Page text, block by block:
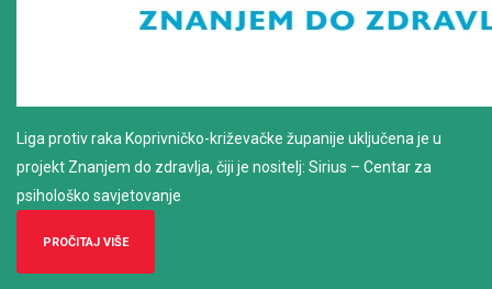
Liga protiv raka Koprivničko-križevačke županije uključena je u
projekt Znanjem do zdravlja, čiji je nositelj: Sirius – Centar za
psihološko savjetovanje
PROČITAJ VIŠE